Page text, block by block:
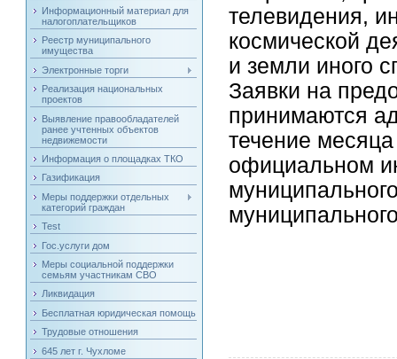
Информационный материал для
налогоплательщиков
Реестр муниципального
имущества
Электронные торги
Реализация национальных
проектов
Выявление правообладателей
ранее учтенных объектов
недвижемости
Информация о площадках ТКО
Газификация
Меры поддержки отдельных
категорий граждан
Test
Гос.услуги дом
Меры социальной поддержки
семьям участникам СВО
Ликвидация
Бесплатная юридическая помощь
Трудовые отношения
645 лет г. Чухломе
телевидения,
космической
и земли иного
Заявки на
принимаются
течение
официальном